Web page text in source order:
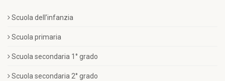
Scuola dell’infanzia
Scuola primaria
Scuola secondaria 1° grado
Scuola secondaria 2° grado